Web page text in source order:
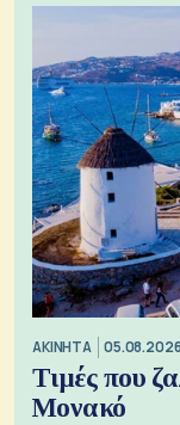
ΑΚΙΝΗΤΑ
Τιμές που
Μονακό